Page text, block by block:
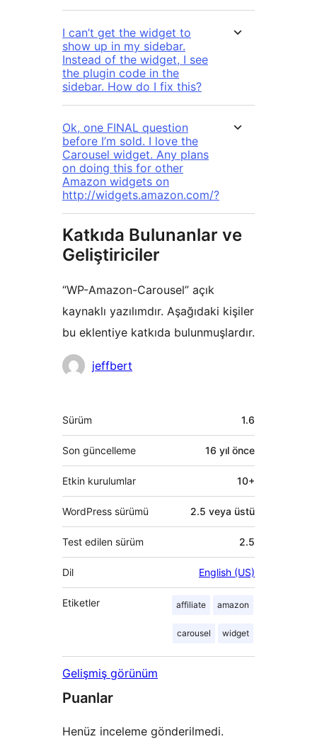
I can’t get the widget to
show up in my sidebar.
Instead of the widget, I see
the plugin code in the
sidebar. How do I fix this?
Ok, one FINAL question
before I’m sold. I love the
Carousel widget. Any plans
on doing this for other
Amazon widgets on
http://widgets.amazon.com/?
Katkıda Bulunanlar ve
Geliştiriciler
“WP-Amazon-Carousel” açık
kaynaklı yazılımdır. Aşağıdaki kişiler
bu eklentiye katkıda bulunmuşlardır.
Katkıdajeffbert
Meta
Sürüm 1.6
Son güncelleme 16 yıl önce
Etkin kurulumlar 10+
WordPress sürümü 2.5 veya üstü
Test edilen sürüm 2.5
Dil English (US)
Etiketler affiliate amazon
carousel widget
Gelişmiş görünüm
Puanlar
Henüz inceleme gönderilmedi.